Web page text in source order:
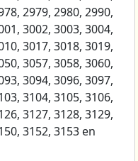
2979, 2980, 2990,
3002, 3003, 3004,
3017, 3018, 3019,
3057, 3058, 3060,
3094, 3096, 3097,
3104, 3105, 3106,
3127, 3128, 3129,
3152, 3153 en